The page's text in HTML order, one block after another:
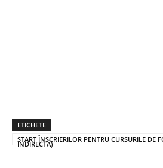
ETICHETE
START ÎNSCRIERILOR PENTRU CURSURILE DE
INDIRECTĂ)